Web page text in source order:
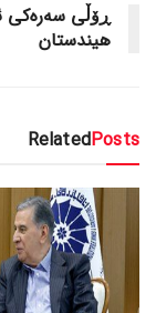
ڕۆڵی سەرەکی
هیندستان
RelatedPosts